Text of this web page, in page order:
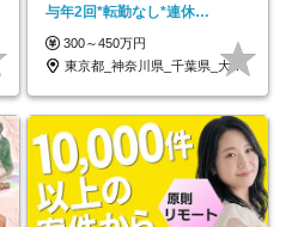
与年2回*転勤なし*連休
OK/ZE010232
300～450万円
東京都_神奈川県_千葉県_大阪府_愛知県…